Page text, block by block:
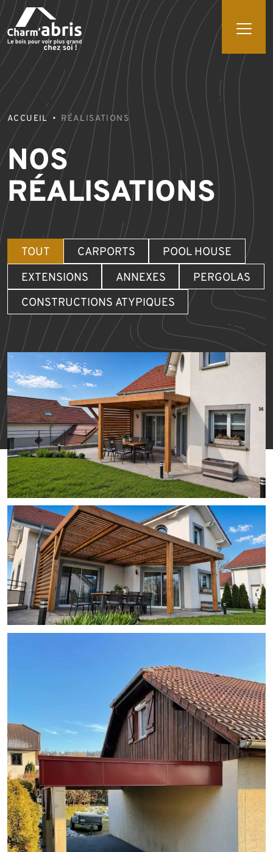
ACCUEIL RÉALISATIONS
NOS
RÉALISATIONS
TOUT CARPORTS
POOL HOUSE
EXTENSIONS
ANNEXES
PERGOLAS
CONSTRUCTIONS ATYPIQUES